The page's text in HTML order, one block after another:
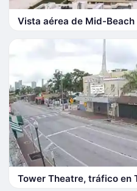
Vista aérea de Mid-Beach
Tower Theatre, tráfico en